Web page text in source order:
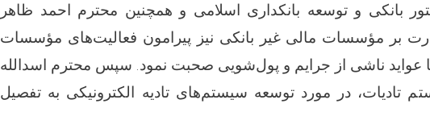
بانکی و توسعه بانکداری اسلامی و همچنین محترم احمد ظاهر
بر مؤسسات مالی غیر بانکی نیز پیرامون فعالیت‌های مؤسسات
عواید ناشی از جرایم و پول‌شویی صحبت نمود. سپس محترم اسدالله
در مورد توسعه سیستم‌های تادیه الکترونیکی به تفصیل